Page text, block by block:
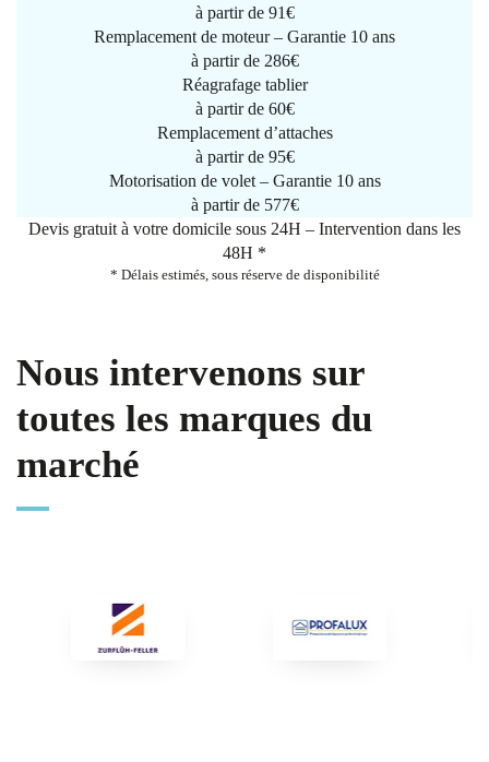
à partir de 91€
Remplacement de moteur – Garantie 10 ans
à partir de 286€
Réagrafage tablier
à partir de 60€
Remplacement d’attaches
à partir de 95€
Motorisation de volet – Garantie 10 ans
à partir de 577€
Devis gratuit à votre domicile sous 24H – Intervention dans les
48H *
* Délais estimés, sous réserve de disponibilité
Nous intervenons sur
toutes les marques du
marché